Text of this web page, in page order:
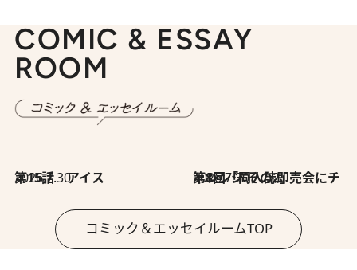
COMIC & ESSAY
ROOM
2026.7.30
第15話 アイス 2026.7.30
第8回「同人誌即売会にチャレンジ その2」
コミック＆エッセイルームTOP